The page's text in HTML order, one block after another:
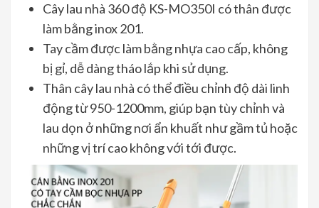
Cây lau nhà 360 độ KS-MO350I có thân được
làm bằng inox 201.
Tay cầm được làm bằng nhựa cao cấp, không
bị gỉ, dễ dàng tháo lắp khi sử dụng.
Thân cây lau nhà có thể điều chỉnh độ dài linh
động từ 950-1200mm, giúp bạn tùy chỉnh và
lau dọn ở những nơi ẩn khuất như gầm tủ hoặc
những vị trí cao không với tới được.